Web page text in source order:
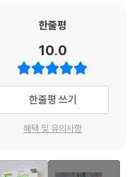
겠는가?
주다
자는 찾아오게 하라
토론한 것이고, 제자들에게
발아한다.”
진면목을 발휘하는 것은 아니
품이 나올 수도 있다. 그래서
중에 모든 책들이 우리에게
한줄평
10.0
한줄평 쓰기
혜택 및 유의사항